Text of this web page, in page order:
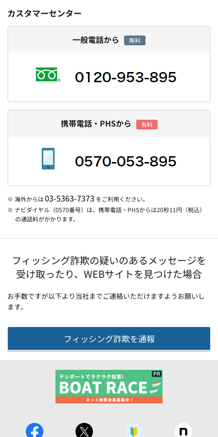
カスタマーセンター
一般電話から 無料
携帯電話・PHSから 有料
※ 海外からは03-5363-7373 をご利用ください。
※ ナビダイヤル（0570番号）は、携帯電話・PHSからは20秒11円（税込）
の通話料がかかります。
フィッシング詐欺の疑いのあるメッセージを
受け取ったり、WEBサイトを見つけた場合
お手数ですが以下より当社までご連絡いただけますようお願いし
ます。
フィッシング詐欺を通報